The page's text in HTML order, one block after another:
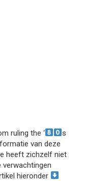
ruling the ‘
s
van deze
heeft zichzelf niet
verwachtingen
hieronder